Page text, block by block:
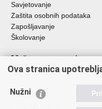
Savjetovanje
Zaštita osobnih podataka
Zapošljavanje
Školovanje
Važne poveznice
Ministarstvo unutarnjih
Udruge
Ova stranica
Nužni